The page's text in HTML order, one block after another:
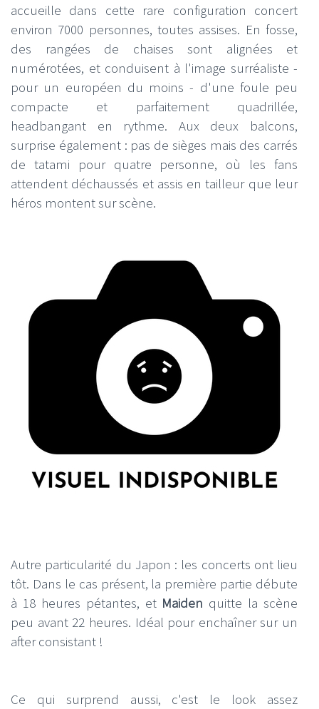
accueille dans cette rare configuration concert
environ 7000 personnes, toutes assises. En fosse,
des rangées de chaises sont alignées et
numérotées, et conduisent à l'image surréaliste -
pour un européen du moins - d'une foule peu
compacte et parfaitement quadrillée,
headbangant en rythme. Aux deux balcons,
surprise également : pas de sièges mais des carrés
de tatami pour quatre personne, où les fans
attendent déchaussés et assis en tailleur que leur
héros montent sur scène.
Autre particularité du Japon : les concerts ont lieu
tôt. Dans le cas présent, la première partie débute
à 18 heures pétantes, et Maiden quitte la scène
peu avant 22 heures. Idéal pour enchaîner sur un
after consistant !
Ce qui surprend aussi, c'est le look assez